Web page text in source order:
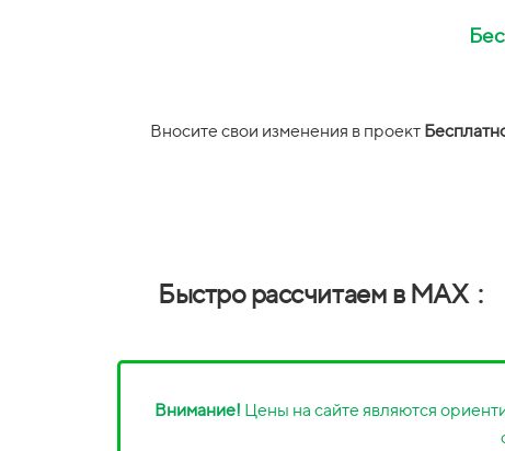
Вносите свои изменения в проект
Быстро рассчитаем в MAX :
Внимание! Цены на сайте являются